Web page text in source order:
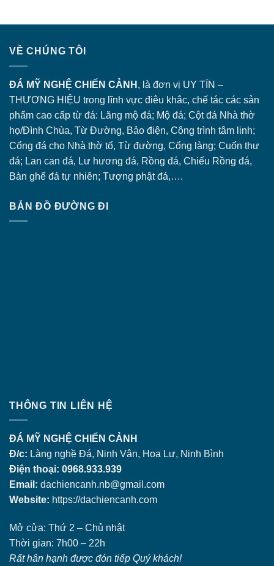
VỀ CHÚNG TÔI
ĐÁ MỸ NGHỆ CHIẾN CẢNH , là đơn vị UY TÍN –
THƯƠNG HIỆU trong lĩnh vực điêu khắc, chế tác các sản
phẩm cao cấp từ đá: Lăng mộ đá; Mộ đá; Cột đá Nhà thờ
họ/Đình Chùa, Từ Đường, Bảo điện, Công trình tâm linh;
Cổng đá cho Nhà thờ tổ, Từ đường, Cổng làng; Cuốn thư
đá; Lan can đá, Lư hương đá, Rồng đá, Chiếu Rồng đá,
Bàn ghế đá tự nhiên; Tượng phật đá,….
BẢN ĐỒ ĐƯỜNG ĐI
THÔNG TIN LIÊN HỆ
ĐÁ MỸ NGHỆ CHIẾN CẢNH
Đ/c: Làng nghề Đá, Ninh Vân, Hoa Lư, Ninh Bình
Điện thoại: 0968.933.939
Email: dachiencanh.nb@gmail.com
Website: https://dachiencanh.com
Mở cửa: Thứ 2 – Chủ nhật
Thời gian: 7h00 – 22h
Rất hân hạnh được đón tiếp Quý khách!